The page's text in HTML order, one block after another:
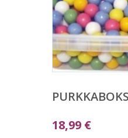
18,99 €